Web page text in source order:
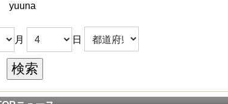
yuuna
月 日